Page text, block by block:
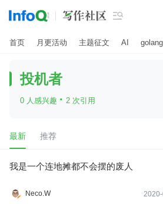

首页 月更活动 主题征文 AI golang
投机者
0 人感兴趣 · 2 次引用
最新 推荐
我是一个连地摊都不会摆的废人
Neco.W